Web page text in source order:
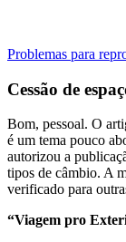
Problemas para
Cessão de
Bom, pessoal. O
é um tema pouco
autorizou a
tipos de câmbio. A
verificado para
“Viagem pro